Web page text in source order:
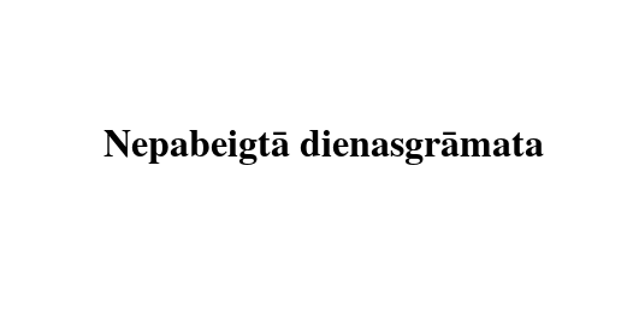
Nepabeigtā dienasgrāmata